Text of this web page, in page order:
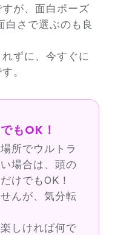
が、面白ポーズ
白さで選ぶのも良
ずに、今すぐに
。
もOK！
所でウルトラ
場合は、頭の
けでもOK！
んが、気分転
しければ何で